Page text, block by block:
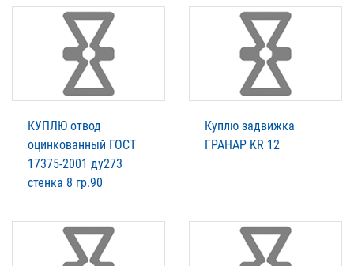
КУПЛЮ отвод
оцинкованный ГОСТ
17375-2001 ду273
стенка 8 гр.90
Куплю задвижка
ГРАНАР KR 12